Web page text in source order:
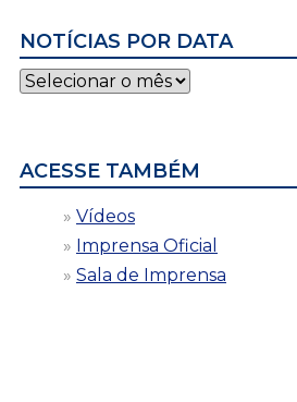
NOTÍCIAS POR DATA
Notícias
por
ACESSE TAMBÉM
Vídeos
Imprensa Oficial
Sala de Imprensa